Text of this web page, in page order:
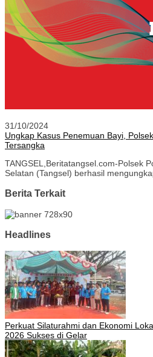
31/10/2024
Ungkap Kasus Penemuan Bayi,
Tersangka
TANGSEL,Beritatangsel.com-Polsek
Selatan (Tangsel) berhasil
Berita Terkait
Headlines
Perkuat Silaturahmi dan Ekonomi
2026 Sukses di Gelar